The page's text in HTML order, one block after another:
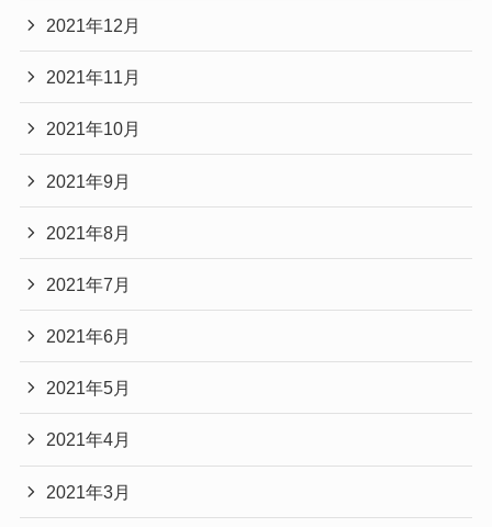
2021年12月
2021年11月
2021年10月
2021年9月
2021年8月
2021年7月
2021年6月
2021年5月
2021年4月
2021年3月